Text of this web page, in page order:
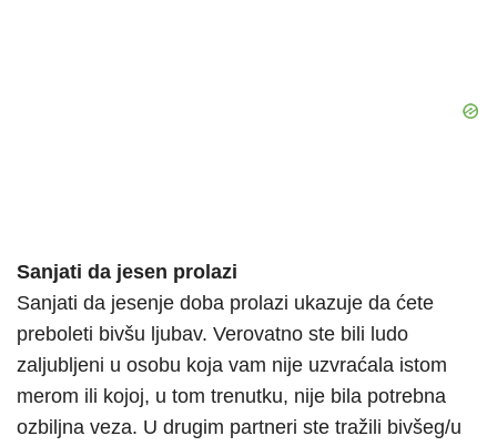
Sanjati da jesen prolazi
Sanjati da jesenje doba prolazi ukazuje da ćete
preboleti bivšu ljubav. Verovatno ste bili ludo
zaljubljeni u osobu koja vam nije uzvraćala istom
merom ili kojoj, u tom trenutku, nije bila potrebna
ozbiljna veza. U drugim partneri ste tražili bivšeg/u